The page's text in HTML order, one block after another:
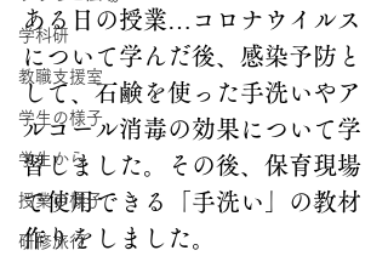
学科研
教職支援室
学生の様子
学生から
授業の様子
研修旅行
ある日の授業…コロナウイルス
について学んだ後、感染予防と
して、石鹸を使った手洗いやア
ルコール消毒の効果について学
習しました。その後、保育現場
で使用できる「手洗い」の教材
作りをしました。